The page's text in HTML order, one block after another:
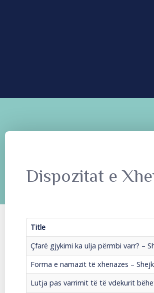
Dispozitat e
Title
Çfarë gjykimi ka ulja përmbi varr? –
Forma e namazit të xhenazes –
Lutja pas varrimit të të vdekurit